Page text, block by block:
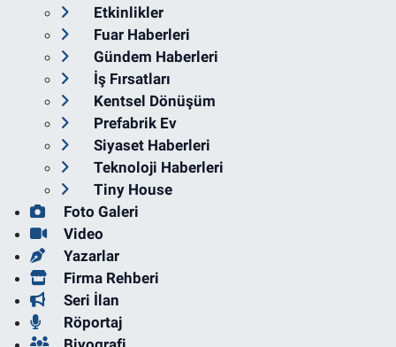
Etkinlikler
Fuar Haberleri
Gündem Haberleri
İş Fırsatları
Kentsel Dönüşüm
Prefabrik Ev
Siyaset Haberleri
Teknoloji Haberleri
Tiny House
Foto Galeri
Video
Yazarlar
Firma Rehberi
Seri İlan
Röportaj